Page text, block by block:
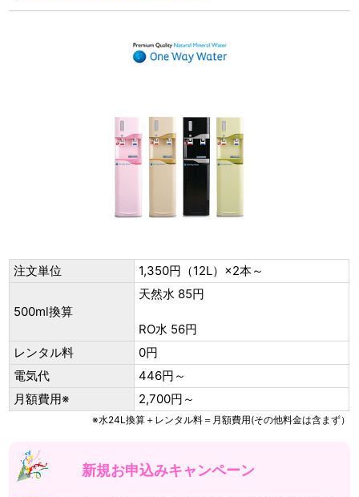
注文単位 1,350円（12L）×2本～
500ml換算
天然水 85円
RO水 56円
レンタル料
0円
電気代
446円～
月額費用※
2,700円～
※水24L換算＋レンタル料＝月額費用(その他料金は含まず）
新規お申込みキャンペーン